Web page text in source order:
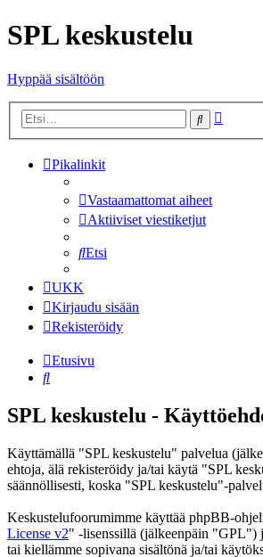
SPL keskustelu
Hyppää sisältöön
Etsi
Pikalinkit
Vastaamattomat aiheet
Aktiiviset viestiketjut
Etsi
UKK
Kirjaudu sisään
Rekisteröidy
Etusivu
Etsi
SPL keskustelu -
Käyttämällä "SPL keskustelu" palvelua
ehtoja, älä rekisteröidy ja/tai käytä "SPL
säännöllisesti, koska "SPL keskustelu"-
Keskustelufoorumimme käyttää phpBB-
License v2" -lisenssillä (jälkeenpäin "GPL")
tai kiellämme sopivana sisältönä ja/tai